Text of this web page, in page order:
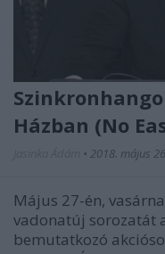
Házban (No
• 2018. május 26.
Május 27-én,
vadonatúj sorozatát
bemutatkozó